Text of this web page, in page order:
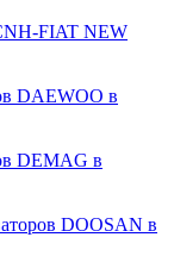
FIAT NEW
DAEWOO в
DEMAG в
DOOSAN в